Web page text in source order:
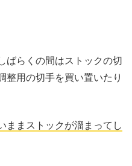
ばらくの間はストックの切
整用の切手を買い置いたり
ままストックが溜まってし